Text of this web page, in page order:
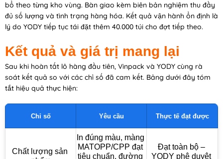
bổ theo từng kho vùng. Bàn giao kèm biên bản nghiệm thu đầy
đủ số lượng và tình trạng hàng hóa. Kết quả vận hành ổn định là
lý do YODY tiếp tục tái đặt thêm 40.000 túi cho đợt tiếp theo.
Kết quả và giá trị mang lại
Sau khi hoàn tất lô hàng đầu tiên, Vinpack và YODY cùng rà
soát kết quả so với các chỉ số đã cam kết. Bảng dưới đây tóm
tắt hiệu quả thực hiện:
Chỉ số Yêu cầu Thực tế đạt được
Chất lượng sản
In đúng màu, màng
MATOPP/CPP đạt
tiêu chuẩn, đường
Đạt toàn bộ –
YODY phê duyệt